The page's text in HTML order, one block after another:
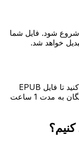
شروع شود. فایل شما
خواهد شد.
پس از اتمام تبدیل، روی دانلود کلیک کنید تا فایل EPUB
جدید خود را ذخیره کنید. فایل‌های رایگان به مدت 1 ساعت